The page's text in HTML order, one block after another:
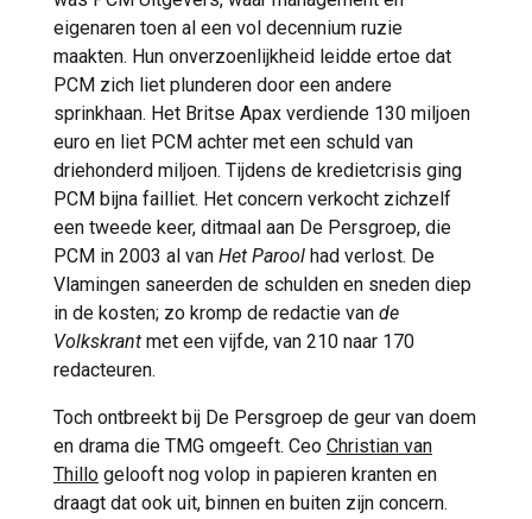
eigenaren toen al een vol decennium ruzie
maakten. Hun onverzoenlijkheid leidde ertoe dat
PCM zich liet plunderen door een andere
sprinkhaan. Het Britse Apax verdiende 130 miljoen
euro en liet PCM achter met een schuld van
driehonderd miljoen. Tijdens de kredietcrisis ging
PCM bijna failliet. Het concern verkocht zichzelf
een tweede keer, ditmaal aan De Persgroep, die
PCM in 2003 al van Het Parool had verlost. De
Vlamingen saneerden de schulden en sneden diep
in de kosten; zo kromp de redactie van de
Volkskrant met een vijfde, van 210 naar 170
redacteuren.
Toch ontbreekt bij De Persgroep de geur van doem
en drama die TMG omgeeft. Ceo Christian van
Thillo gelooft nog volop in papieren kranten en
draagt dat ook uit, binnen en buiten zijn concern.